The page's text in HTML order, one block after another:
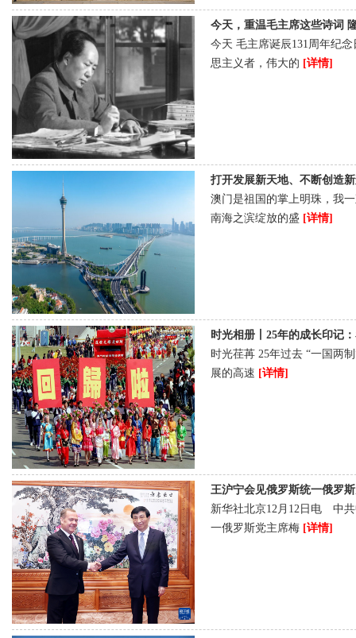
今天，重温毛主席这些诗词
今天 毛主席诞辰131周年纪
思主义者，伟大的 [详情]
打开发展新天地、不断创造
澳门是祖国的掌上明珠，我
南海之滨绽放的盛 [详情]
时光相册丨25年的成长印记
时光荏苒 25年过去 “一国两
展的高速 [详情]
王沪宁会见俄罗斯统一俄罗
新华社北京12月12日电 中
一俄罗斯党主席梅 [详情]